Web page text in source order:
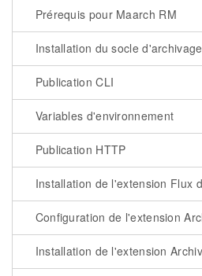
Prérequis pour Maarch RM
Installation du socle
Publication CLI
Variables d'environnement
Publication HTTP
Installation de l'extension Flux
Configuration de l'extension
Installation de l'extension